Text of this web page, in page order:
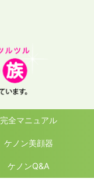
完全マニュアル
ケノン美顔器
ケノンQ&A